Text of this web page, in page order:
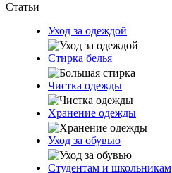
Статьи
Уход за одеждой
Стирка белья
Чистка одежды
Хранение одежды
Уход за обувью
Студентам и школьникам